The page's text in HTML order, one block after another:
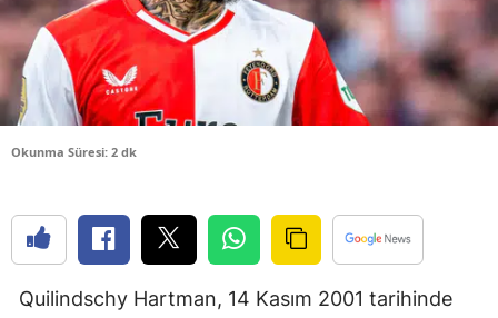
Bursa
Çanakkale
Çankırı
Denizli
Diyarbakır
Edirne
Okunma Süresi: 2 dk
Quilindschy Hartman, 14 Kasım 2001 tarihinde